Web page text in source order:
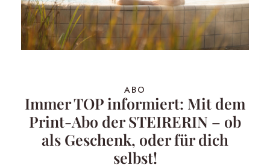
ABO
Immer TOP informiert: Mit dem
Print-Abo der STEIRERIN – ob
als Geschenk, oder für dich
selbst!